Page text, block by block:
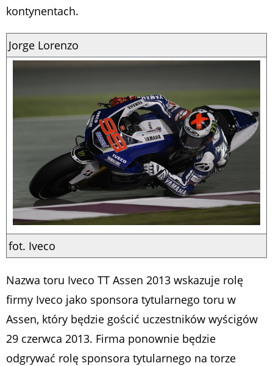
kontynentach.
Jorge Lorenzo
fot. Iveco
Nazwa toru Iveco TT Assen 2013 wskazuje rolę
firmy Iveco jako sponsora tytularnego toru w
Assen, który będzie gościć uczestników wyścigów
29 czerwca 2013. Firma ponownie będzie
odgrywać rolę sponsora tytularnego na torze